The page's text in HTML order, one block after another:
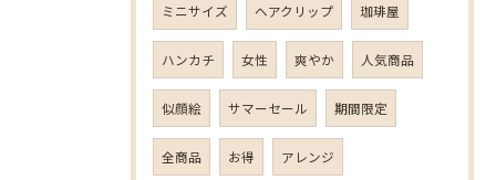
ミニサイズ ヘアクリップ 珈琲屋
ハンカチ 女性 爽やか 人気商品
似顔絵 サマーセール 期間限定
全商品 お得 アレンジ